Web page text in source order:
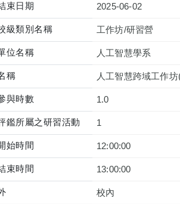
束日期 2025-06-02
級類別名稱 工作坊/研習營
位名稱 人工智慧學系
稱 人工智慧跨域工作
與時數 1.0
鑑所屬之研習活動 1
始時間 12:00:00
束時間 13:00:00
校內